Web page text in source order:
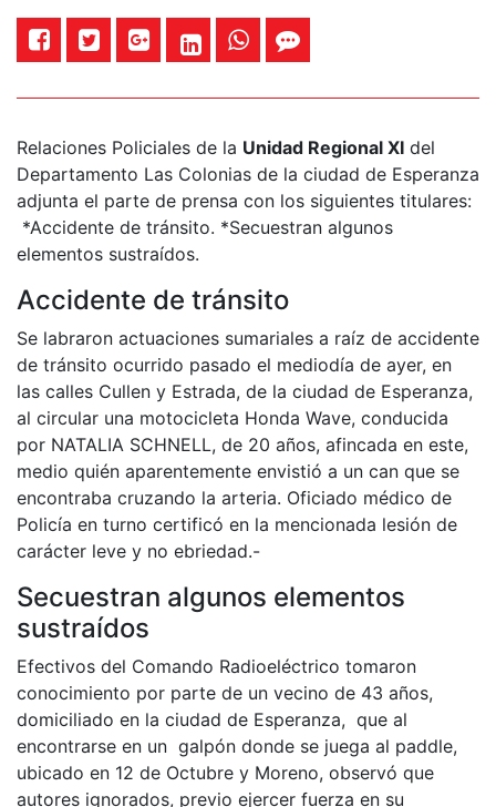
Relaciones Policiales de la Unidad Regional XI del
Departamento Las Colonias de la ciudad de Esperanza
adjunta el parte de prensa con los siguientes titulares:
*Accidente de tránsito. *Secuestran algunos
elementos sustraídos.
Accidente de tránsito
Se labraron actuaciones sumariales a raíz de accidente
de tránsito ocurrido pasado el mediodía de ayer, en
las calles Cullen y Estrada, de la ciudad de Esperanza,
al circular una motocicleta Honda Wave, conducida
por NATALIA SCHNELL, de 20 años, afincada en este,
medio quién aparentemente envistió a un can que se
encontraba cruzando la arteria. Oficiado médico de
Policía en turno certificó en la mencionada lesión de
carácter leve y no ebriedad.-
Secuestran algunos elementos
sustraídos
Efectivos del Comando Radioeléctrico tomaron
conocimiento por parte de un vecino de 43 años,
domiciliado en la ciudad de Esperanza, que al
encontrarse en un galpón donde se juega al paddle,
ubicado en 12 de Octubre y Moreno, observó que
autores ignorados, previo ejercer fuerza en su